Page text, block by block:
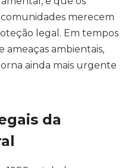
comunidades merecem
legal. Em tempos
ameaças ambientais,
ainda mais urgente
da